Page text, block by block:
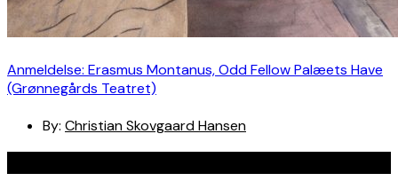
Anmeldelse: Erasmus Montanus, Odd Fellow Palæets Have
(Grønnegårds Teatret)
By: Christian Skovgaard Hansen